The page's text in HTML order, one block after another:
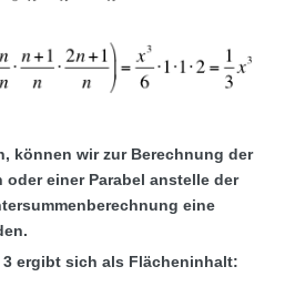
können wir zur Berechnung der
oder einer Parabel anstelle der
eine
ergibt sich als Flächeninhalt: